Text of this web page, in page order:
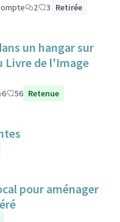
2 3 Retirée
un hangar sur
Livre de l'Image
6 56 Retenue
pour aménager